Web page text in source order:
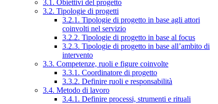
3.1. Obiettivi del progetto
3.2. Tipologie di progetti
3.2.1. Tipologie di progetto in base agli attori
coinvolti nel servizio
3.2.2. Tipologie di progetto in base al focus
3.2.3. Tipologie di progetto in base all’ambito di
intervento
3.3. Competenze, ruoli e figure coinvolte
3.3.1. Coordinatore di progetto
3.3.2. Definire ruoli e responsabilità
3.4. Metodo di lavoro
3.4.1. Definire processi, strumenti e rituali